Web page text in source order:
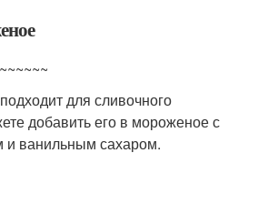
для сливочного
добавить его в мороженое с
и ванильным сахаром.